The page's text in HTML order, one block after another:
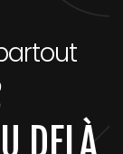
DELÀ